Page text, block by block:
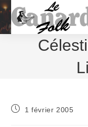
Skip
to
content
Publication
1 février 2005